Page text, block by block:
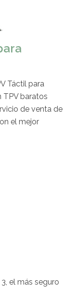
Táctil para
TPV baratos
de venta de
el mejor
el más seguro